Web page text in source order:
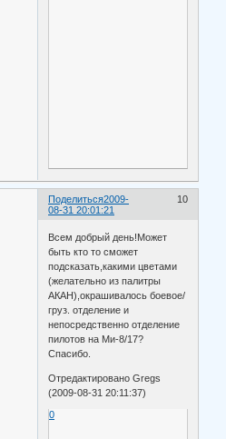
Поделиться 10
2009-
08-31 20:01:21
Всем добрый день!Может
быть кто то сможет
подсказать,какими цветами
(желательно из палитры
АКАН),окрашивалось боевое/
груз. отделение и
непосредственно отделение
пилотов на Ми-8/17?
Спасибо.
Отредактировано Gregs
(2009-08-31 20:11:37)
0